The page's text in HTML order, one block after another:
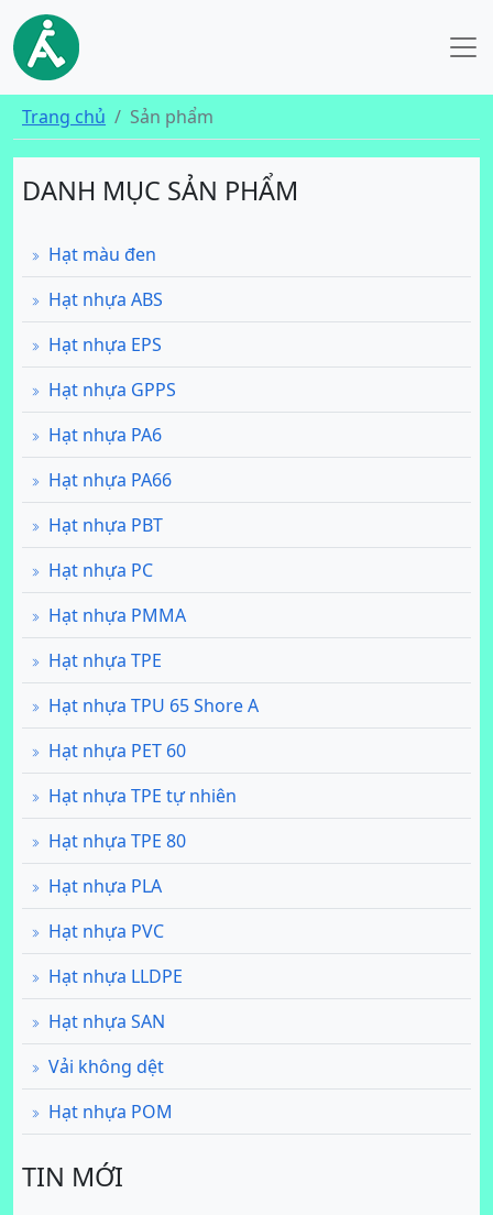
Trang chủ Sản phẩm
DANH MỤC SẢN PHẨM
Hạt màu đen
Hạt nhựa ABS
Hạt nhựa EPS
Hạt nhựa GPPS
Hạt nhựa PA6
Hạt nhựa PA66
Hạt nhựa PBT
Hạt nhựa PC
Hạt nhựa PMMA
Hạt nhựa TPE
Hạt nhựa TPU 65 Shore A
Hạt nhựa PET 60
Hạt nhựa TPE tự nhiên
Hạt nhựa TPE 80
Hạt nhựa PLA
Hạt nhựa PVC
Hạt nhựa LLDPE
Hạt nhựa SAN
Vải không dệt
Hạt nhựa POM
TIN MỚI